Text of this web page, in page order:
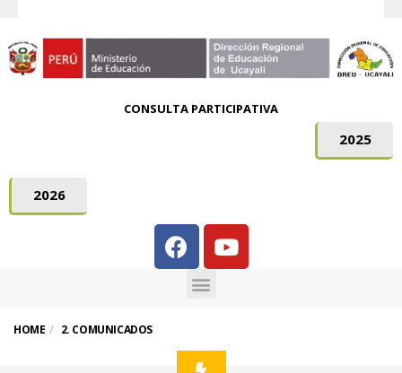
CONSULTA PARTICIPATIVA
2025
2026
HOME 2. COMUNICADOS